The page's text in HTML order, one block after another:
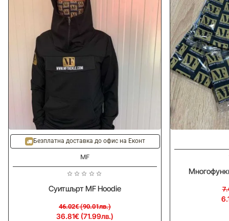
-20%
Безплатна доставка до офис на Еконт
MF
Суитшърт MF Hoodie
36.81€ (71.99лв.)
46.02€ (90.01лв.)